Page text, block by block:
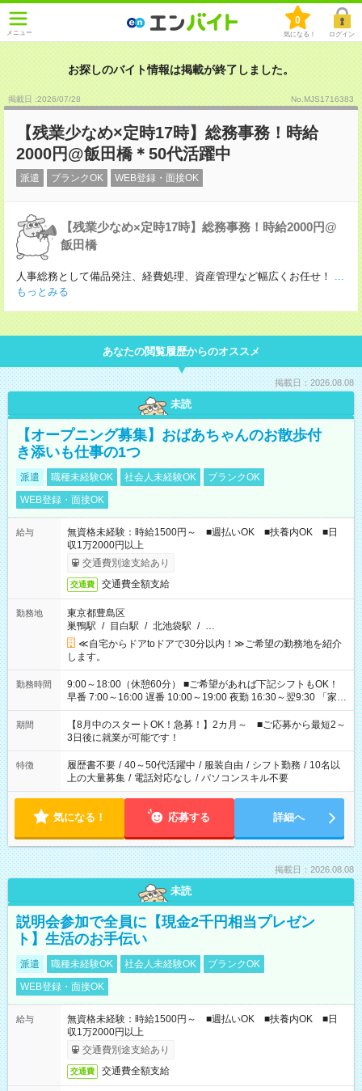
メニュー
0
気になる！ ログイン
お探しのバイト情報は掲載が終了しました。
掲載日 :2026/07/28 No.MJS1716383
【残業少なめ×定時17時】総務事務！時給
2000円@飯田橋＊50代活躍中
派遣 ブランクOK WEB登録・面接OK
【残業少なめ×定時17時】総務事務！時給2000円@
飯田橋
人事総務として備品発注、経費処理、資産管理など幅広くお任せ！
...
もっとみる
あなたの閲覧履歴からのオススメ
掲載日：2026.08.08
未読
【オープニング募集】おばあちゃんのお散歩付
き添いも仕事の1つ
派遣 職種未経験OK 社会人未経験OK
ブランクOK
WEB登録・面接OK
給与
無資格未経験：時給1500円～ ■週払いOK ■扶養内OK ■日
収1万2000円以上
交通費別途支給あり
交通費 交通費全額支給
勤務地
東京都豊島区
巣鴨駅 / 目白駅 / 北池袋駅 / …
≪自宅からドアtoドアで30分以内！≫ご希望の勤務地を紹介
します。
勤務時間
9:00～18:00（休憩60分） ■ご希望があれば下記シフトもOK！
早番 7:00～16:00 遅番 10:00～19:00 夜勤 16:30～翌9:30 「家族
と休みを合わせたい」 「余裕を持って夕飯の準備がしたい」
「できれば残業はしたくない」 など、ご希望を教えてください
ね。 ※Wワーク希望の方へ 今ご覧のお仕事で希望する勤務時間
と、もう1つのお仕事の勤務時間。 合計で週40時間を超える場
合は応募できません。
期間
【8月中のスタートOK！急募！】2カ月～ ■ご応募から最短2～
3日後に就業が可能です！
特徴 履歴書不要 / 40～50代活躍中 / 服装自由 / シフト勤務 / 10名以
上の大量募集 / 電話対応なし / パソコンスキル不要
気になる！ 応募する 詳細へ
掲載日：2026.08.08
未読
説明会参加で全員に【現金2千円相当プレゼン
ト】生活のお手伝い
派遣 職種未経験OK 社会人未経験OK
ブランクOK
WEB登録・面接OK
給与
無資格未経験：時給1500円～ ■週払いOK ■扶養内OK ■日
収1万2000円以上
交通費別途支給あり
交通費 交通費全額支給